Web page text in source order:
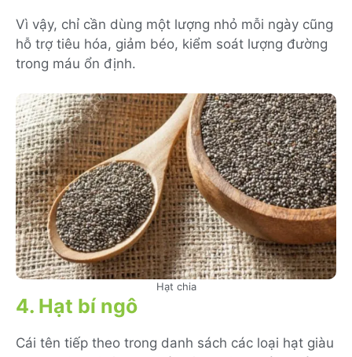
Vì vậy, chỉ cần dùng một lượng nhỏ mỗi ngày cũng
hỗ trợ tiêu hóa, giảm béo, kiểm soát lượng đường
trong máu ổn định.
Hạt chia
4. Hạt bí ngô
Cái tên tiếp theo trong danh sách các loại hạt giàu